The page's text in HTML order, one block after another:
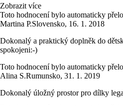
Zobrazit více
Toto hodnocení bylo automaticky
Martina P.Slovensko, 16. 1. 2018
Dokonalý a praktický doplněk do
spokojeni:-)
Toto hodnocení bylo automaticky
Alina S.Rumunsko, 31. 1. 2019
Dokonalý úložný prostor pro dílky